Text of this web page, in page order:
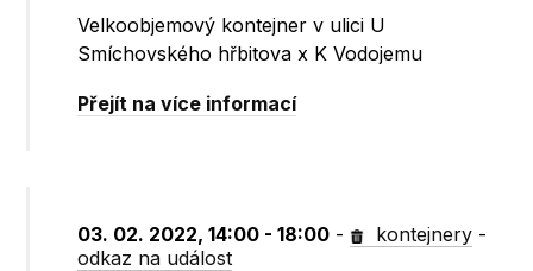
Velkoobjemový kontejner v ulici U
Smíchovského hřbitova x K Vodojemu
Přejít na více informací
03. 02. 2022, 14:00 - 18:00 - kontejnery -
odkaz na událost